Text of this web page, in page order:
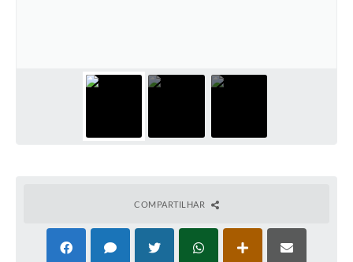
Telefones Úteis
COMPARTILHAR